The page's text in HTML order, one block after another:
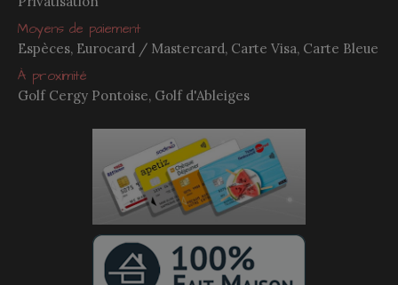
Moyens de paiement
Espèces, Eurocard / Mastercard, Carte Visa, Carte Bleue
À proximité
Golf Cergy Pontoise, Golf d'Ableiges